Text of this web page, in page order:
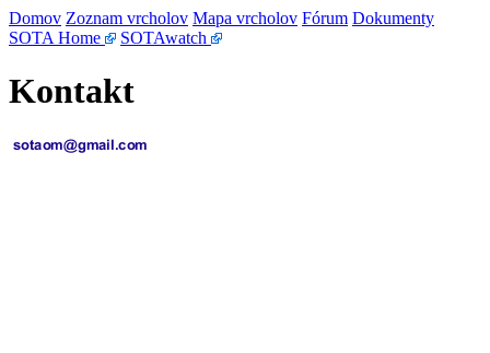
Domov Zoznam vrcholov Mapa vrcholov Fórum Dokumenty
SOTA Home
SOTAwatch
Kontakt